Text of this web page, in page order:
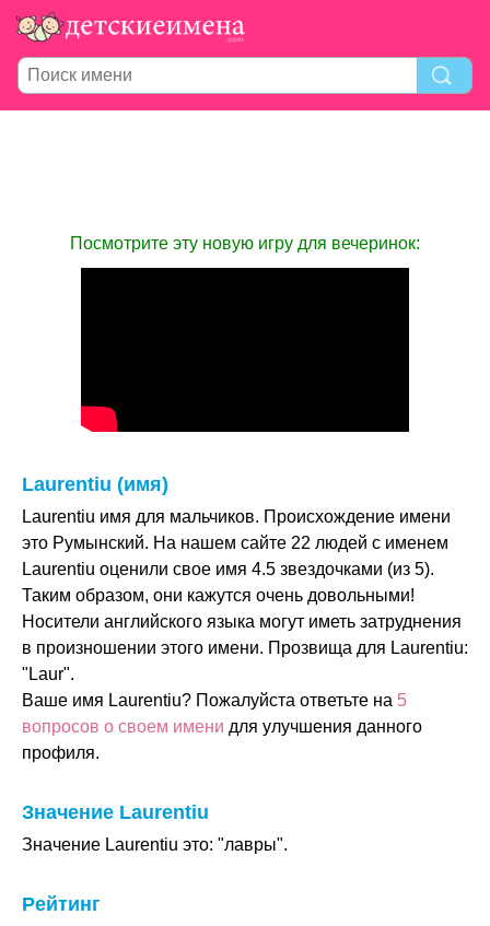
Посмотрите эту новую игру для вечеринок:
Laurentiu (имя)
Laurentiu имя для мальчиков. Происхождение имени
это Румынский. На нашем сайте 22 людей с именем
Laurentiu оценили свое имя 4.5 звездочками (из 5).
Таким образом, они кажутся очень довольными!
Носители английского языка могут иметь затруднения
в произношении этого имени. Прозвища для Laurentiu:
"Laur".
Ваше имя Laurentiu? Пожалуйста ответьте на 5
вопросов о своем имени для улучшения данного
профиля.
Значение Laurentiu
Значение Laurentiu это: "лавры".
Рейтинг